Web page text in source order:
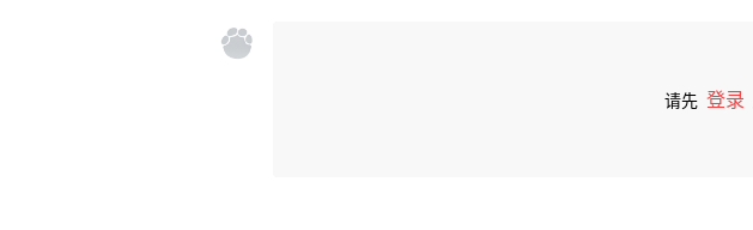
请先 登录